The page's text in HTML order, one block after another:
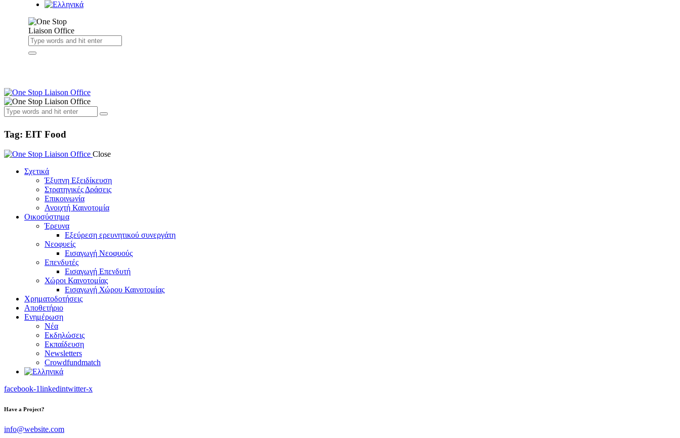
Tag: EIT Food
Close
Σχετικά
Έξυπνη Εξειδίκευση
Στρατηγικές Δράσεις
Επικοινωνία
Ανοιχτή Καινοτομία
Οικοσύστημα
Έρευνα
Εξεύρεση ερευνητικού συνεργάτη
Νεοφυείς
Εισαγωγή Νεοφυούς
Επενδυτές
Εισαγωγή Επενδυτή
Χώροι Καινοτομίας
Εισαγωγή Χώρου Καινοτομίας
Χρηματοδοτήσεις
Αποθετήριο
Ενημέρωση
Νέα
Εκδηλώσεις
Εκπαίδευση
Newsletters
Crowdfundmatch
facebook-1linkedintwitter-x
Have a Project?
info@website.com